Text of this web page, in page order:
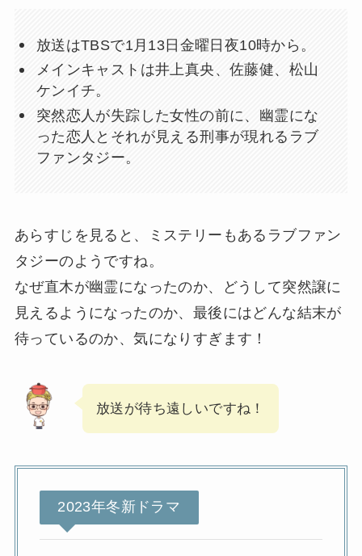
放送はTBSで1月13日金曜日夜10時から。
メインキャストは井上真央、佐藤健、松山
ケンイチ。
突然恋人が失踪した女性の前に、幽霊にな
った恋人とそれが見える刑事が現れるラブ
ファンタジー。
あらすじを見ると、ミステリーもあるラブファン
タジーのようですね。
なぜ直木が幽霊になったのか、どうして突然譲に
見えるようになったのか、最後にはどんな結末が
待っているのか、気になりすぎます！
放送が待ち遠しいですね！
2023年冬新ドラマ